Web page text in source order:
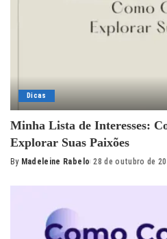
Dicas
Minha Lista de Interesses:
Explorar Suas Paixões
Posted
By Madeleine Rabelo 28 de outubro de